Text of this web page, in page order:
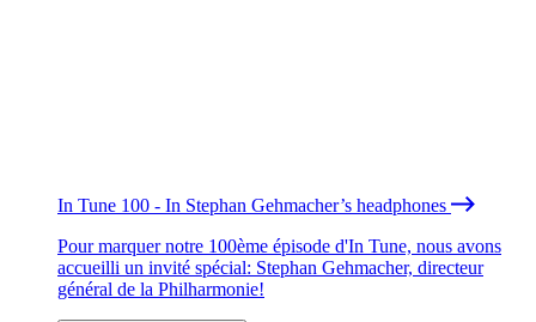
In Tune 100 - In Stephan Gehmacher’s headphones
Pour marquer notre 100ème épisode d'In Tune, nous avons
accueilli un invité spécial: Stephan Gehmacher, directeur
général de la Philharmonie!